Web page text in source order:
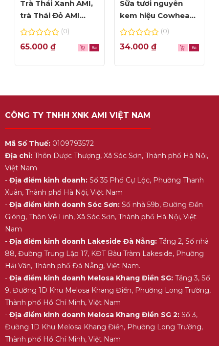
Watermelon Sorbet
Watermelon-lime cooler
Mời bạn tham khảo 1 số công thức pha chế đồ
uống với sirô TeisseireTẠI ĐÂY
Trà Thái Xanh AMI,
trà Thái Đỏ AMI
thơm ngon, túi lọc
0
out
5
(0)
65.000 ₫
Sữa tươi nguyên
kem hiệu Cowhead
– hộp 1L
0
out
5
(0)
34.000 ₫
CÔNG TY TNHH XNK AMI VIỆT NAM
Mã Số Thuế:0109793572
Địa chỉ:Thôn Dược Thượng, Xã Sóc Sơn, Thành phố Hà Nội,
Việt Nam
- Địa điểm kinh doanh:Số 35 Phố Cự Lộc, Phường Thanh
Xuân, Thành phố Hà Nội, Việt Nam
- Địa điểm kinh doanh Sóc Sơn:Số nhà 59b, Đường Đền
Gióng, Thôn Vệ Linh, Xã Sóc Sơn, Thành phố Hà Nội, Việt
Nam
- Địa điểm kinh doanh Lakeside Đà Nẵng:Tầng 2, Số nhà
88, Đường Trung Lập 17, KĐT Bàu Tràm Lakeside, Phường
Hải Vân, Thành phố Đà Nẵng, Việt Nam.
- Địa điểm kinh doanh Melosa Khang Điền SG:Tầng 3, Số
9, Đường 1D Khu Melosa Khang Điền, Phường Long Trường,
Thành phố Hồ Chí Minh, Việt Nam
- Địa điểm kinh doanh Melosa Khang Điền SG 2:Số 3,
Đường 1D Khu Melosa Khang Điền, Phường Long Trường,
Thành phố Hồ Chí Minh, Việt Nam